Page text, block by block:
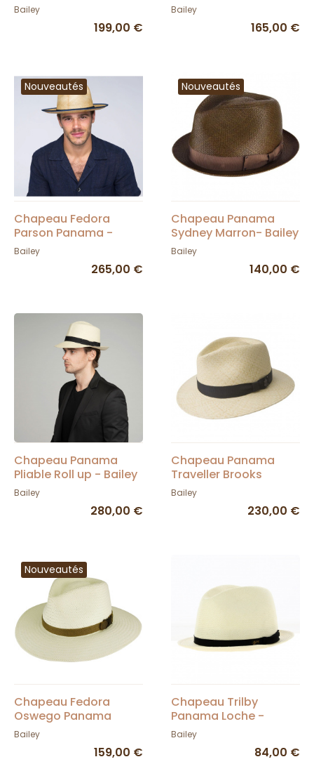
Bailey
199,00 €
Bailey
165,00 €
Nouveautés
Chapeau Fedora
Parson Panama -
Bailey
Bailey
265,00 €
Nouveautés
Chapeau Panama
Sydney Marron- Bailey
Bailey
140,00 €
Chapeau Panama
Pliable Roll up - Bailey
Bailey
280,00 €
Chapeau Panama
Traveller Brooks
Natural - Bailey
Bailey
230,00 €
Nouveautés
Chapeau Fedora
Oswego Panama
Papier Naturel - Bailey
Bailey
159,00 €
Chapeau Trilby
Panama Loche -
Bailey
Bailey
84,00 €